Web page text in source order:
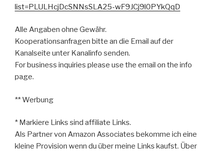
list=PLULHcjDcSNNsSLA25-wF9JCj9l0PYkQqD
Alle Angaben ohne Gewähr.
Kooperationsanfragen bitte an die Email auf der
Kanalseite unter Kanalinfo senden.
For business inquiries please use the email on the info
page.
** Werbung
* Markiere Links sind affiliate Links.
Als Partner von Amazon Associates bekomme ich eine
kleine Provision wenn du über meine Links kaufst. Über